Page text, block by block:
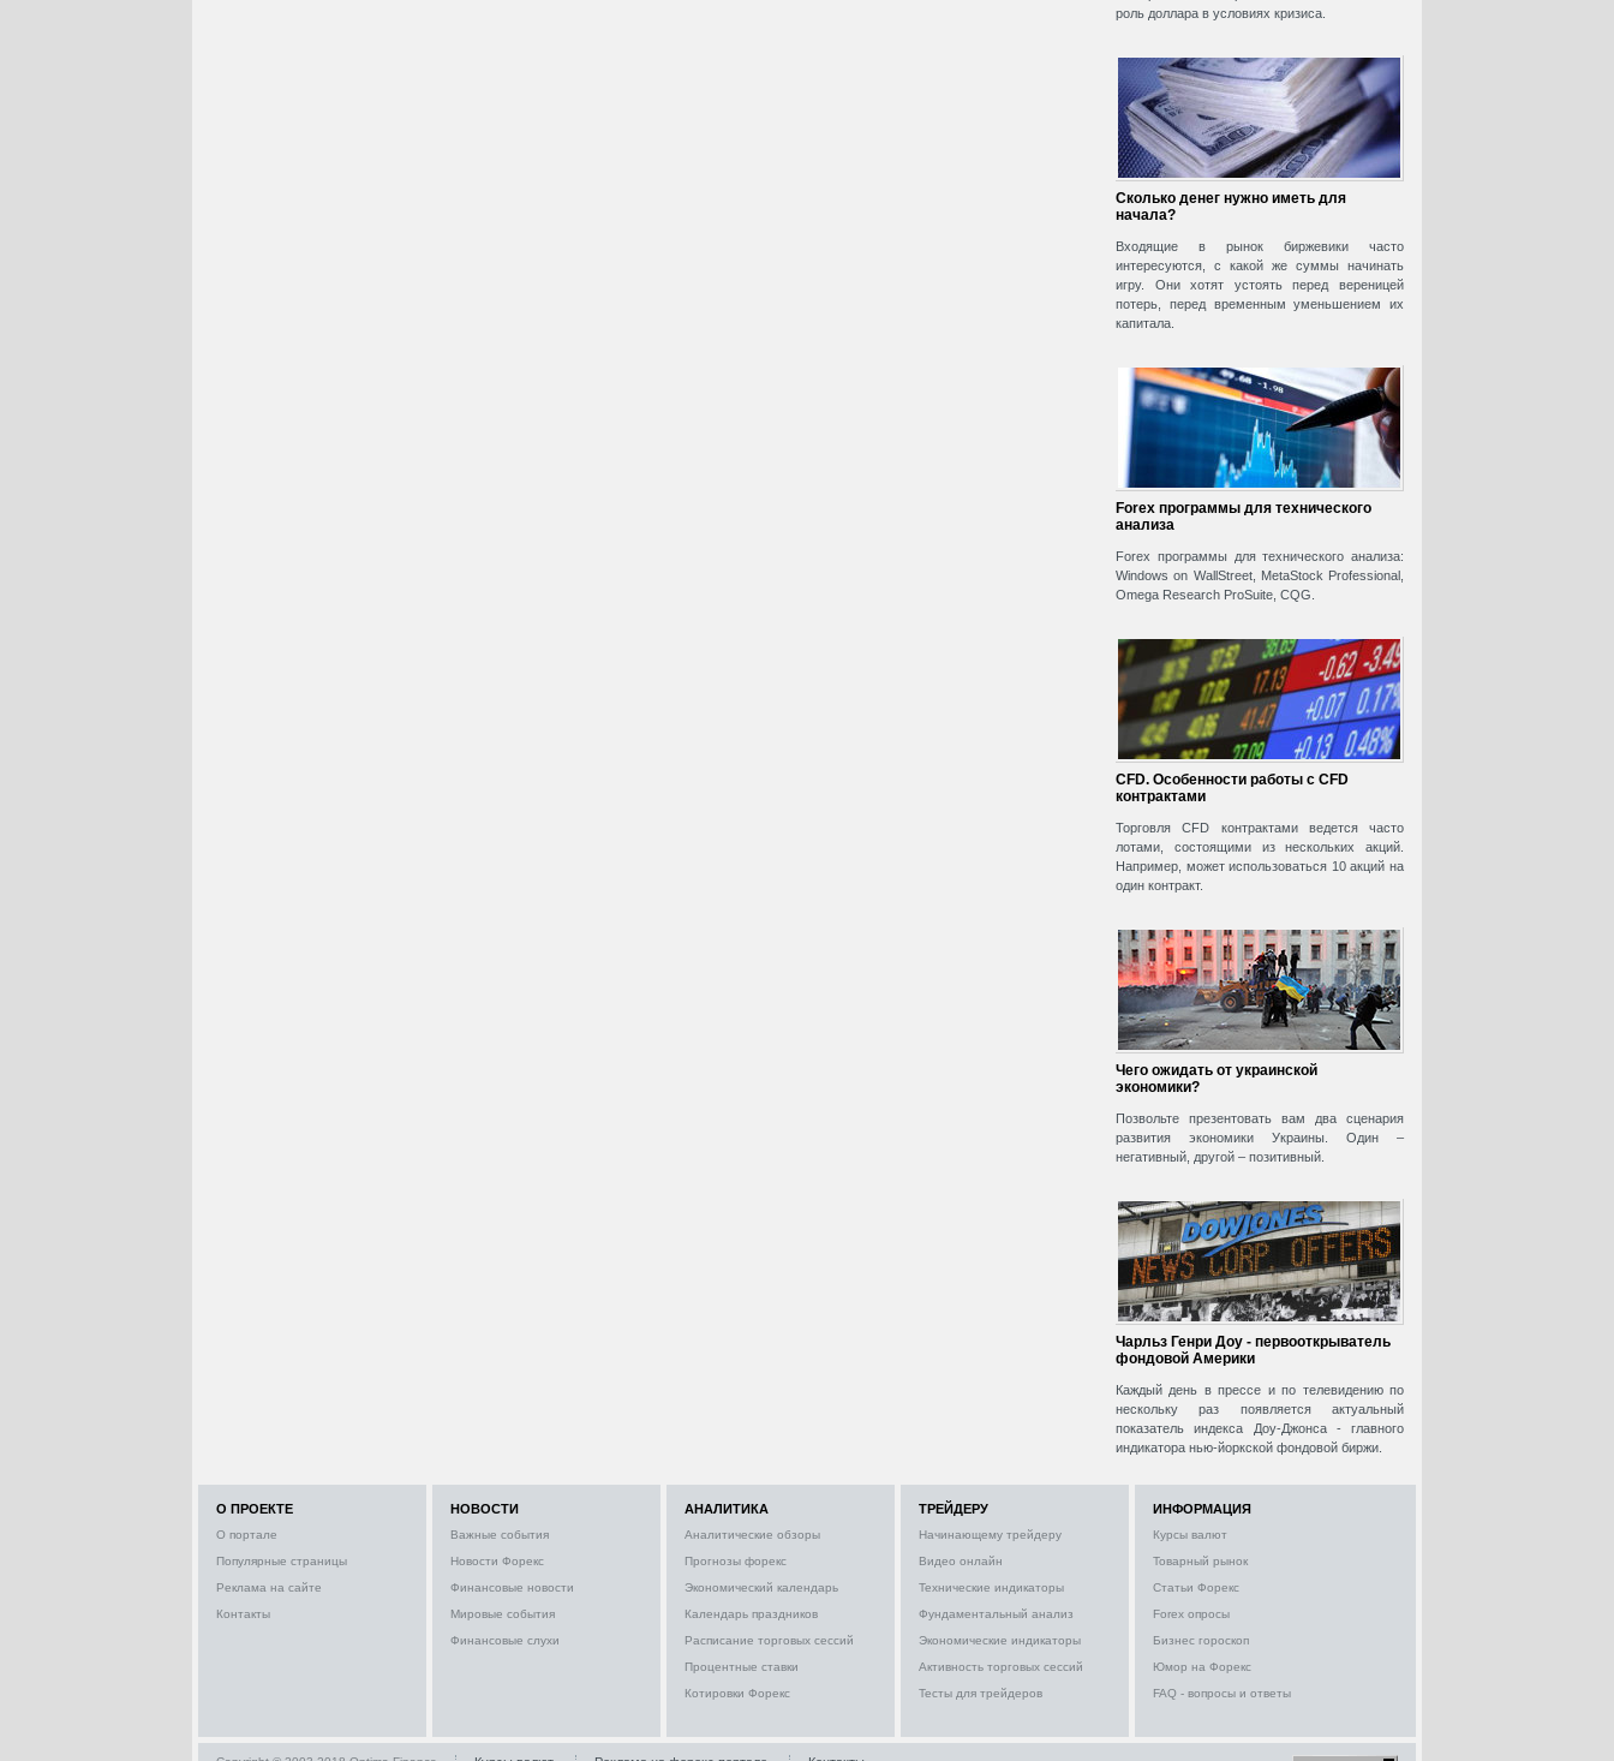
роль доллара в условиях кризиса.
Сколько денег нужно иметь для
начала?
Входящие в рынок биржевики часто
интересуются, с какой же суммы начинать
игру. Они хотят устоять перед вереницей
потерь, перед временным уменьшением их
капитала.
Forex программы для технического
анализа
Forex программы для технического анализа:
Windows on WallStreet, MetaStock Professional,
Omega Research ProSuite, CQG.
CFD. Особенности работы с CFD
контрактами
Торговля CFD контрактами ведется часто
лотами, состоящими из нескольких акций.
Например, может использоваться 10 акций на
один контракт.
Чего ожидать от украинской
экономики?
Позвольте презентовать вам два сценария
развития экономики Украины. Один –
негативный, другой – позитивный.
Чарльз Генри Доу - первооткрыватель
фондовой Америки
Каждый день в прессе и по телевидению по
нескольку раз появляется актуальный
показатель индекса Доу-Джонса - главного
индикатора нью-йоркской фондовой биржи.
О ПРОЕКТЕ
О портале
Популярные страницы
Реклама на сайте
Контакты
НОВОСТИ
Важные события
Новости Форекс
Финансовые новости
Мировые события
Финансовые слухи
АНАЛИТИКА
Аналитические обзоры
Прогнозы форекс
Экономический календарь
Календарь праздников
Расписание торговых сессий
Процентные ставки
Котировки Форекс
ТРЕЙДЕРУ
Начинающему трейдеру
Видео онлайн
Технические индикаторы
Фундаментальный анализ
Экономические индикаторы
Активность торговых сессий
Тесты для трейдеров
ИНФОРМАЦИЯ
Курсы валют
Товарный рынок
Статьи Форекс
Forex опросы
Бизнес гороскоп
Юмор на Форекс
FAQ - вопросы и ответы